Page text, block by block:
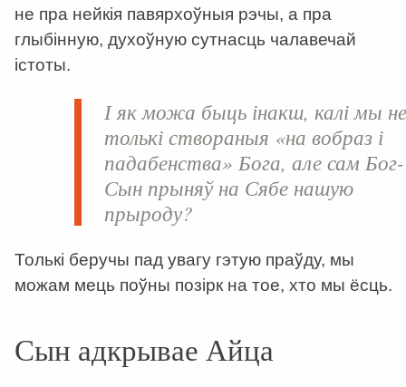
не пра нейкія павярхоўныя рэчы, а пра
глыбінную, духоўную сутнасць чалавечай
істоты.
І як можа быць інакш, калі мы
толькі створаныя «на вобраз і
падабенства» Бога, але сам Бог-
Сын прыняў на Сябе нашую
прыроду?
Толькі беручы пад увагу гэтую праўду, мы
можам мець поўны позірк на тое, хто мы ёсць.
Сын адкрывае Айца